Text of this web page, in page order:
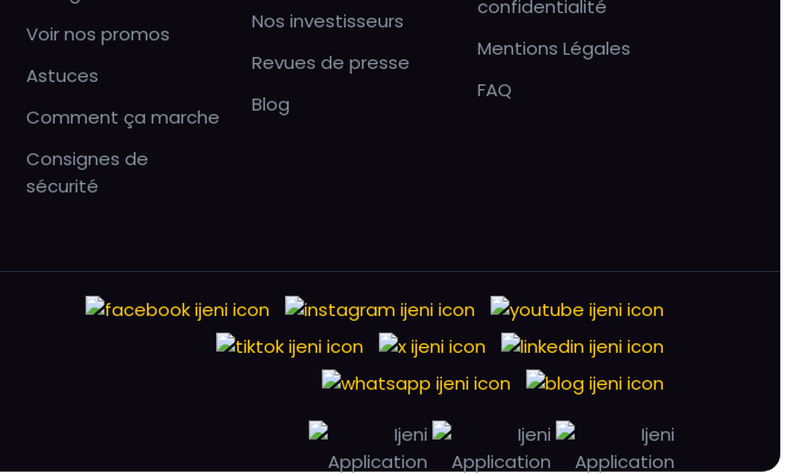
Voir nos promos
Astuces
Comment ça marche
Consignes de
sécurité
Nos investisseurs
Revues de presse
Blog
confidentialité
Mentions Légales
FAQ